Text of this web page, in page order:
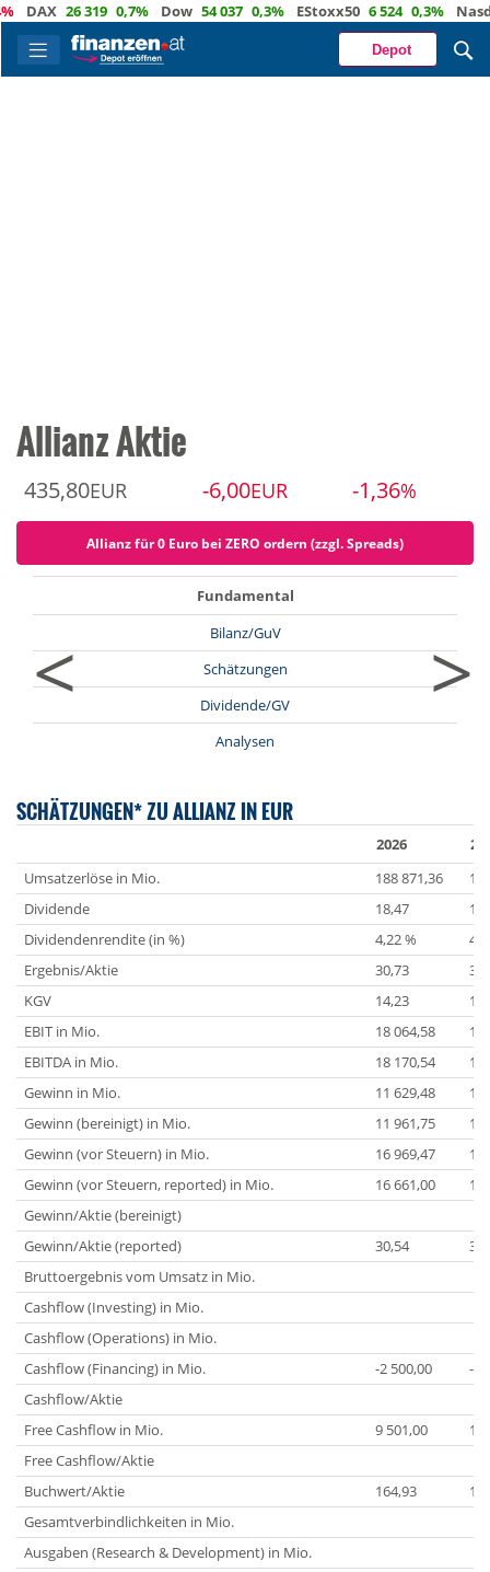
DAX 26 319 0,7% Dow 54 037 0,3% EStoxx50 6 524 0,3%
Depot
Allianz Aktie
435,80EUR -6,00EUR -1,36%
Allianz für 0 Euro bei ZERO ordern (zzgl. Spreads)
<
Fundamental
Bilanz/GuV
Schätzungen
Dividende/GV
Analysen
>
SCHÄTZUNGEN* ZU ALLIANZ IN EUR
2026
Umsatzerlöse in Mio.
188 871,36
Dividende
18,47
Dividendenrendite (in %)
4,22 %
Ergebnis/Aktie
30,73
KGV
14,23
EBIT in Mio.
18 064,58
19
EBITDA in Mio.
18 170,54
19
Gewinn in Mio.
11 629,48
12
Gewinn (bereinigt) in Mio.
11 961,75
12
Gewinn (vor Steuern) in Mio.
16 969,47
17
Gewinn (vor Steuern, reported) in Mio.
16 661,00
16
Gewinn/Aktie (bereinigt)
Gewinn/Aktie (reported)
30,54
Bruttoergebnis vom Umsatz in Mio.
Cashflow (Investing) in Mio.
Cashflow (Operations) in Mio.
Cashflow (Financing) in Mio.
-2 500,00
-2
Cashflow/Aktie
Free Cashflow in Mio.
9 501,00
10
Free Cashflow/Aktie
Buchwert/Aktie
164,93
Gesamtverbindlichkeiten in Mio.
Ausgaben (Research & Development) in Mio.